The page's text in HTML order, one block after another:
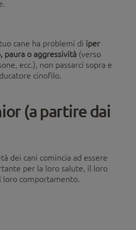
cane ha problemi di iper
paura o aggressività (verso
ecc.), non passarci sopra e
cinofilo.
(a partire dai
dei cani comincia ad essere
per la loro salute, il loro
comportamento.